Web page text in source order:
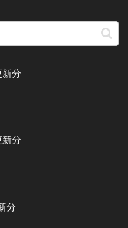
新分
新分
分